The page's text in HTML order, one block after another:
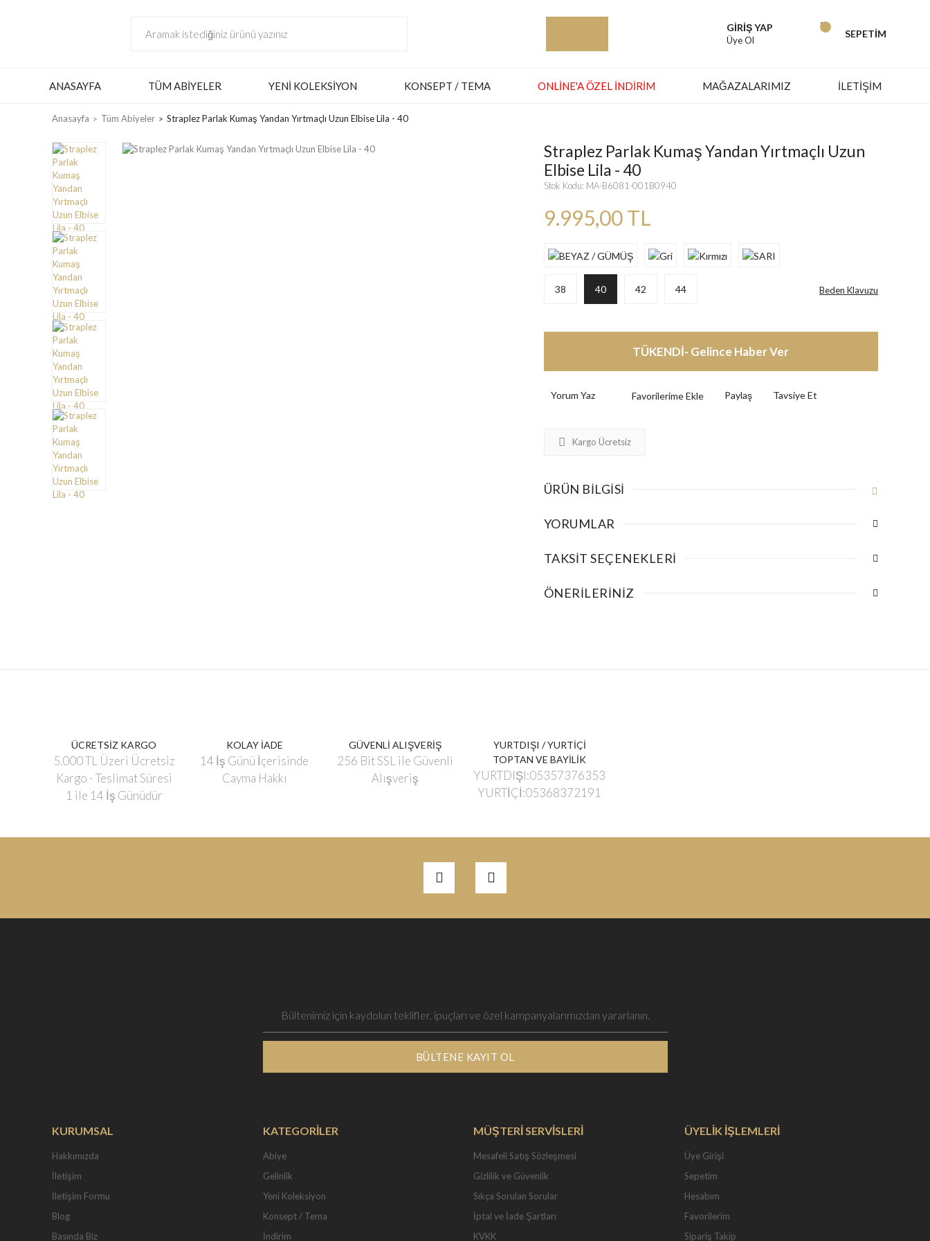
GİRİŞ YAP
Üye Ol
SEPETİM
ANASAYFA TÜM ABIYELER YENI KOLEKSIYON KONSEPT / TEMA ONLINE'A ÖZEL İNDIRIM MAĞAZALARIMIZ İLETİŞİM
Anasayfa Tüm Abiyeler Straplez Parlak Kumaş Yandan Yırtmaçlı Uzun Elbise Lila - 40
Straplez Parlak Kumaş Yandan Yırtmaçlı Uzun
Elbise Lila - 40
Stok Kodu: MA-B6081-001B0940
9.995,00 TL
38 40 42 44 Beden Klavuzu
TÜKENDİ- Gelince Haber Ver
Yorum Yaz Paylaş Tavsiye Et
Kargo Ücretsiz
ÜRÜN BILGISI
YORUMLAR
TAKSIT SEÇENEKLERI
ÖNERILERINIZ
ÜCRETSİZ KARGO
5.000 TL Üzeri Ücretsiz
Kargo - Teslimat Süresi
1 ile 14 İş Günüdür
KOLAY İADE
14 İş Günü İçerisinde
Cayma Hakkı
GÜVENLİ ALIŞVERİŞ
256 Bit SSL ile Güvenli
Alışveriş
YURTDIŞI / YURTİÇİ
TOPTAN VE BAYİLİK
YURTDIŞI:05357376353
YURTİÇİ:05368372191
BÜLTENE KAYIT OL
KURUMSAL
Hakkımızda
İletişim
İletişim Formu
Blog
Basında Biz
KATEGORİLER
Abiye
Gelinlik
Yeni Koleksiyon
Konsept / Tema
İndirim
MÜŞTERİ SERVİSLERİ
Mesafeli Satış Sözleşmesi
Gizlilik ve Güvenlik
Sıkça Sorulan Sorular
İptal ve İade Şartları
KVKK
ÜYELİK İŞLEMLERİ
Üye Girişi
Sepetim
Hesabım
Favorilerim
Sipariş Takip